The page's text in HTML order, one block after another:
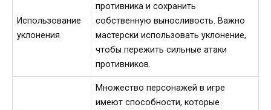
Использование
уклонения
противника и сохранить
собственную выносливость. Важно
мастерски использовать уклонение,
чтобы пережить сильные атаки
противников.
Множество персонажей в игре
имеют способности, которые